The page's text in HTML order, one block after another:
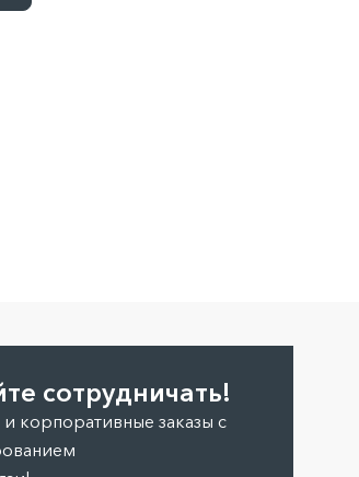
сотрудничать!
корпоративные заказы с